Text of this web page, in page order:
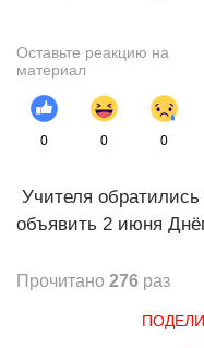
Оставьте реакцию на
материал
0 0 0
Учителя
объявить 2 июня
Прочитано 276 раз